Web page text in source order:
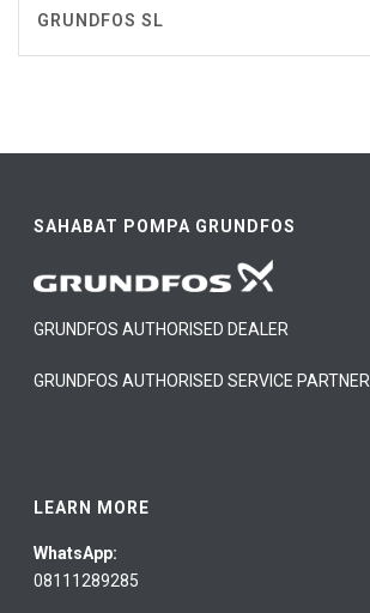
GRUNDFOS SL
SAHABAT POMPA GRUNDFOS
GRUNDFOS AUTHORISED DEALER
GRUNDFOS AUTHORISED SERVICE PARTNER
LEARN MORE
WhatsApp:
08111289285